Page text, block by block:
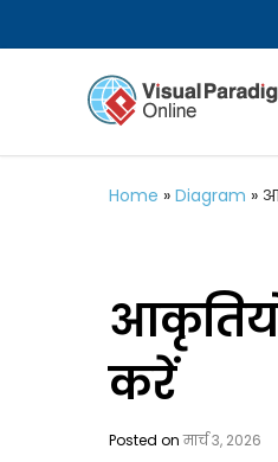
Home » Diagram »
करें
Posted onमार्च 3, 2026